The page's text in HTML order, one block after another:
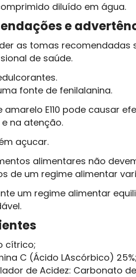
diluído em água.
e
as tomas recomendadas
de saúde.
fonte de fenilalanina.
amarelo E110 pode causar
na atenção.
açucar.
alimentares não
de um regime alimentar
um regime alimentar
cítrico;
C (Ácido LAscórbico) 25%;
de Acidez: Carbonato